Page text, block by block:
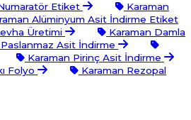
Etiket
Karaman
Alüminyum Asit İndirme Etiket
Üretimi
Karaman Damla
Asit İndirme
Karaman Pirinç Asit İndirme
Folyo
Karaman Rezopal